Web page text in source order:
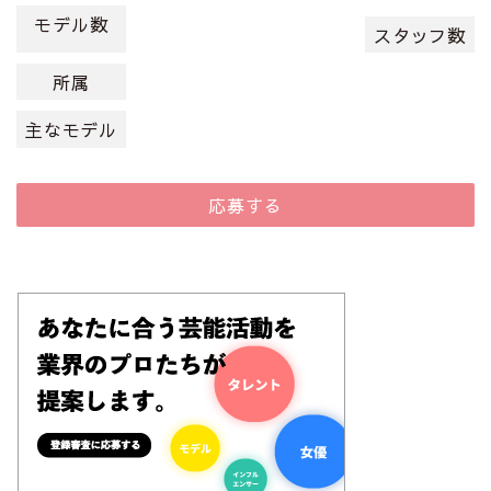
モデル数
スタッフ数
所属
主なモデル
応募する